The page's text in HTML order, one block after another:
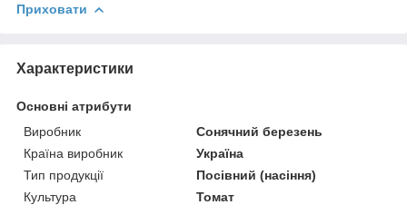
Приховати
Характеристики
Основні атрибути
Виробник
Сонячний березень
Країна виробник
Україна
Тип продукції
Посівний (насіння)
Культура
Томат